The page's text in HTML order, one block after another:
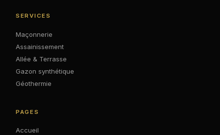
SERVICES
Maçonnerie
Assainissement
Allée & Terrasse
Gazon synthétique
Géothermie
PAGES
Accueil